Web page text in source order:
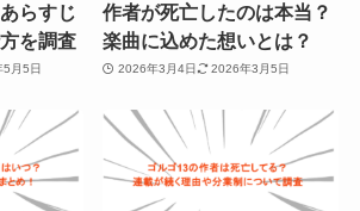
らすじ
を調査
月5日
作者が死亡したのは本当？
楽曲に込めた想いとは？
2026年3月4日 2026年3月5日